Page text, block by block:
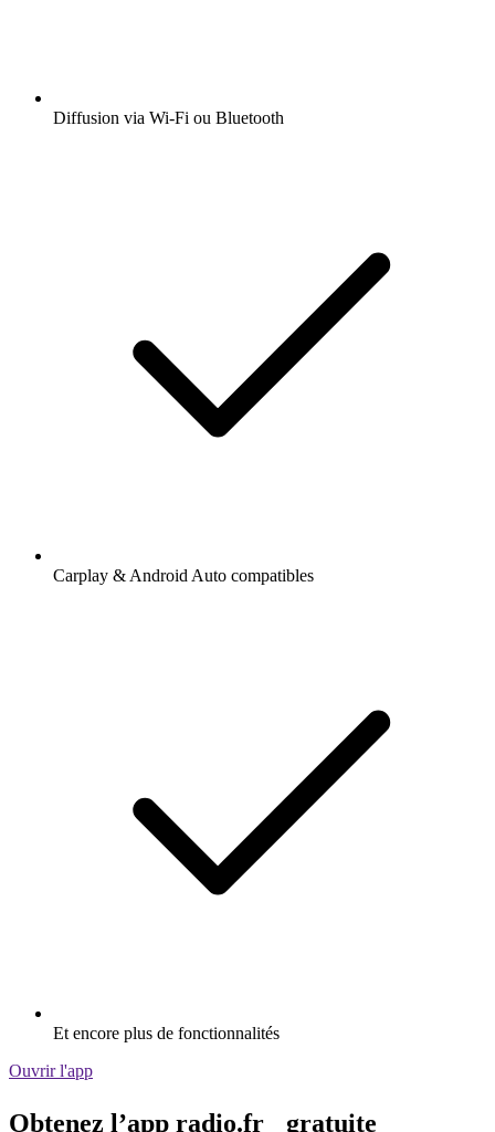
Diffusion via Wi-Fi ou Bluetooth
Carplay & Android Auto compatibles
Et encore plus de fonctionnalités
Ouvrir l'app
Obtenez l’app radio.fr gratuite